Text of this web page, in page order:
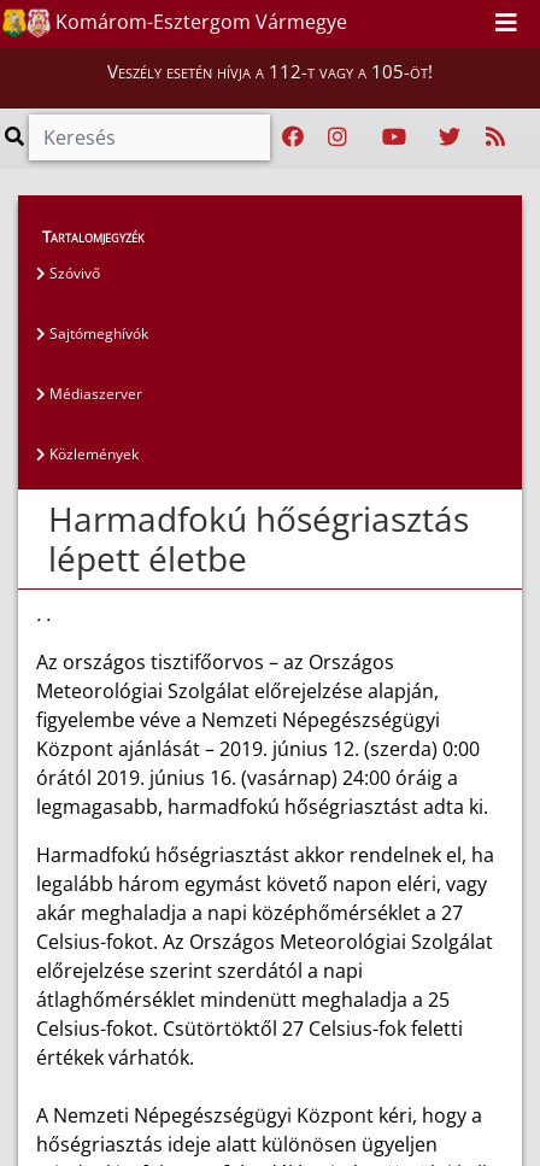
Komárom-Esztergom Vármegye
Veszély esetén hívja a 112-t vagy a 105-öt!
Magunkról
Tartalomjegyzék
Szóvivő
Sajtómeghívók
Médiaszerver
Közlemények
Harmadfokú hőségriasztás
lépett életbe
. .
Az országos tisztifőorvos – az Országos
Meteorológiai Szolgálat előrejelzése alapján,
figyelembe véve a Nemzeti Népegészségügyi
Központ ajánlását – 2019. június 12. (szerda) 0:00
órától 2019. június 16. (vasárnap) 24:00 óráig a
legmagasabb, harmadfokú hőségriasztást adta ki.
Harmadfokú hőségriasztást akkor rendelnek el, ha
legalább három egymást követő napon eléri, vagy
akár meghaladja a napi középhőmérséklet a 27
Celsius-fokot. Az Országos Meteorológiai Szolgálat
előrejelzése szerint szerdától a napi
átlaghőmérséklet mindenütt meghaladja a 25
Celsius-fokot. Csütörtöktől 27 Celsius-fok feletti
értékek várhatók.
A Nemzeti Népegészségügyi Központ kéri, hogy a
hőségriasztás ideje alatt különösen ügyeljen